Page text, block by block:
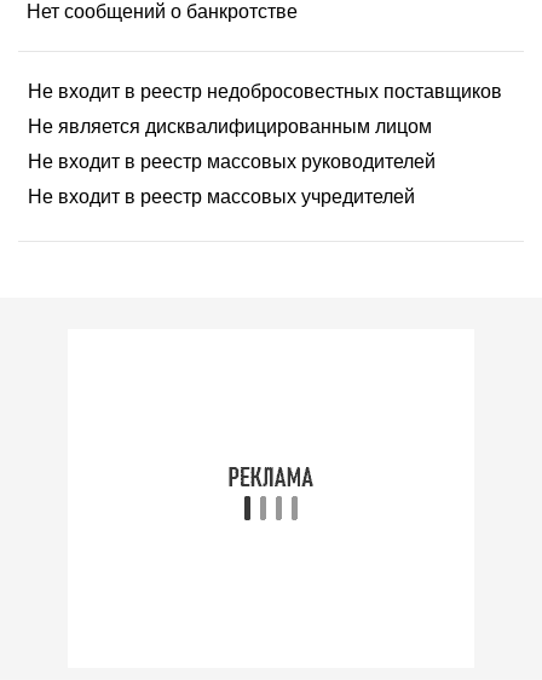
Нет сообщений о банкротстве
Не входит в реестр недобросовестных поставщиков
Не является дисквалифицированным лицом
Не входит в реестр массовых руководителей
Не входит в реестр массовых учредителей